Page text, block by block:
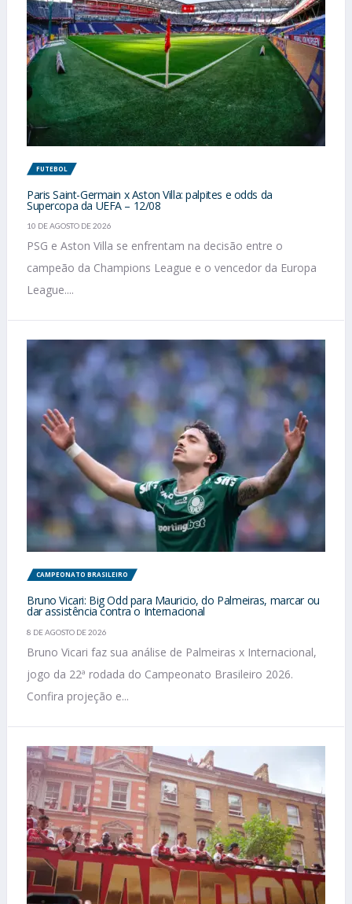
FUTEBOL
Paris Saint-Germain x Aston Villa: palpites e odds da
Supercopa da UEFA – 12/08
10 DE AGOSTO DE 2026
PSG e Aston Villa se enfrentam na decisão entre o
campeão da Champions League e o vencedor da Europa
League....
CAMPEONATO BRASILEIRO
Bruno Vicari: Big Odd para Mauricio, do Palmeiras, marcar ou
dar assistência contra o Internacional
8 DE AGOSTO DE 2026
Bruno Vicari faz sua análise de Palmeiras x Internacional,
jogo da 22ª rodada do Campeonato Brasileiro 2026.
Confira projeção e...